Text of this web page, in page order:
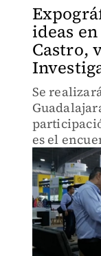
ideas
Castro,
Se
es el
impresión,